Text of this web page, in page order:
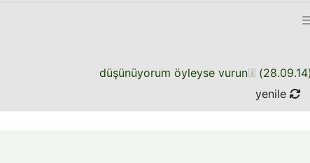
düşünüyorum öyleyse vurun (28.09.14
yenile